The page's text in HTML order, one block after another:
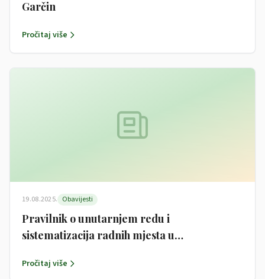
Garčin
Pročitaj više
19.08.2025. Obavijesti
Pravilnik o unutarnjem redu i
sistematizacija radnih mjesta u
Garčin
Pročitaj više